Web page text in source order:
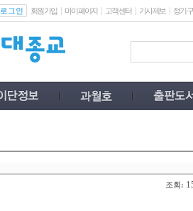
로그인 회원가입 마이페이지 고객센터 기사제보 정기
조회: